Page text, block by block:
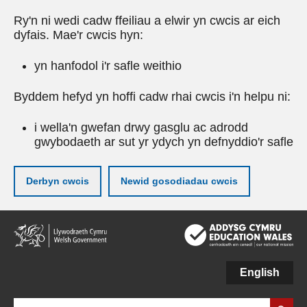
Ry'n ni wedi cadw ffeiliau a elwir yn cwcis ar eich
dyfais. Mae'r cwcis hyn:
yn hanfodol i'r safle weithio
Byddem hefyd yn hoffi cadw rhai cwcis i'n helpu ni:
i wella'n gwefan drwy gasglu ac adrodd
gwybodaeth ar sut yr ydych yn defnyddio'r safle
Derbyn cwcis Newid gosodiadau cwcis
Neidio
i'r
prif
English